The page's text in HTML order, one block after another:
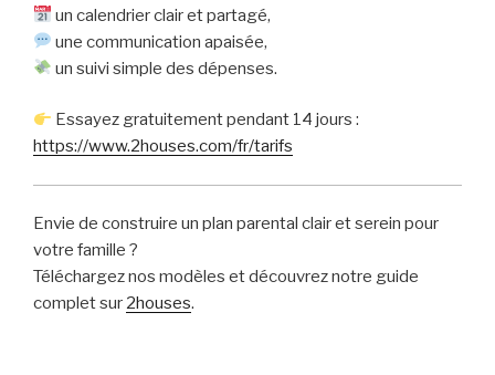
un calendrier clair et partagé,
une communication apaisée,
un suivi simple des dépenses.
Essayez gratuitement pendant 14 jours :
https://www.2houses.com/fr/tarifs
Envie de construire un plan parental clair et serein pour
votre famille ?
Téléchargez nos modèles et découvrez notre guide
complet sur 2houses.